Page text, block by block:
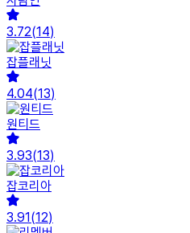
3.72(14)
잡플래닛
4.04(13)
원티드
3.93(13)
잡코리아
3.91(12)